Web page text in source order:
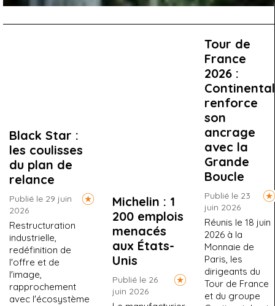
Black Star :
les coulisses
du plan de
relance
Publié le 29 juin
2026
Restructuration
industrielle,
redéfinition de
l'offre et de
l'image,
rapprochement
avec l'écosystème
Michelin : 1
200 emplois
menacés
aux États-
Unis
Publié le 26
juin 2026
Tour de
France
2026 :
Continental
renforce
son
ancrage
avec la
Grande
Boucle
Publié le 23
juin 2026
Réunis le 18 juin
2026 à la
Monnaie de
Paris, les
dirigeants du
Tour de France
et du groupe